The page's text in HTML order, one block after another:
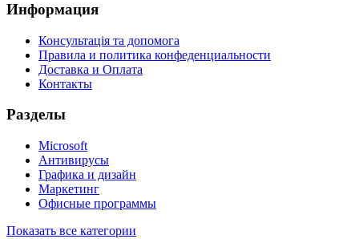
Информация
Консультація та допомога
Правила и политика конфеденциальности
Доставка и Оплата
Контакты
Разделы
Microsoft
Антивирусы
Графика и дизайн
Маркетинг
Офисные программы
Показать все категории